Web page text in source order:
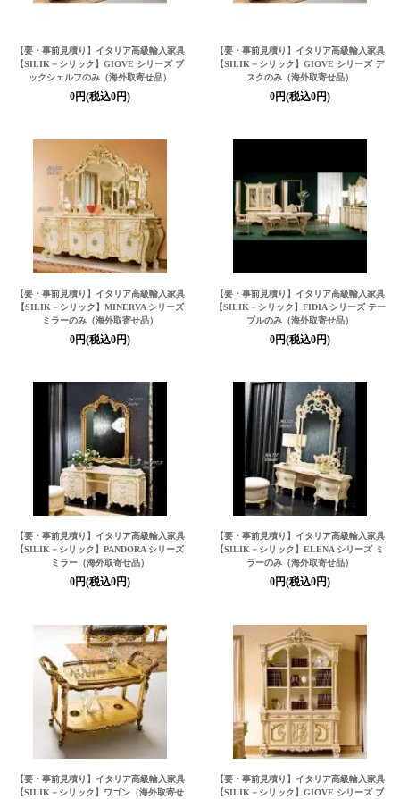
【要・事前見積り】イタリア高級輸入家具
【SILIK－シリック】GIOVE シリーズ ブ
ックシェルフのみ（海外取寄せ品）
0円(税込0円)
【要・事前見積り】イタリア高級輸入家具
【SILIK－シリック】GIOVE シリーズ デ
スクのみ（海外取寄せ品）
0円(税込0円)
【要・事前見積り】イタリア高級輸入家具
【SILIK－シリック】 MINERVA シリーズ
ミラーのみ（海外取寄せ品）
0円(税込0円)
【要・事前見積り】イタリア高級輸入家具
【SILIK－シリック】 FIDIA シリーズ テー
ブルのみ（海外取寄せ品）
0円(税込0円)
【要・事前見積り】イタリア高級輸入家具
【SILIK－シリック】PANDORA シリーズ
ミラー（海外取寄せ品）
0円(税込0円)
【要・事前見積り】イタリア高級輸入家具
【SILIK－シリック】ELENA シリーズ ミ
ラーのみ（海外取寄せ品）
0円(税込0円)
【要・事前見積り】イタリア高級輸入家具
【SILIK－シリック】 ワゴン（海外取寄せ
【要・事前見積り】イタリア高級輸入家具
【SILIK－シリック】GIOVE シリーズ ブ